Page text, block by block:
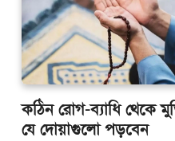
কঠিন রোগ-ব্যাধি থেকে
যে দোয়াগুলো পড়বেন